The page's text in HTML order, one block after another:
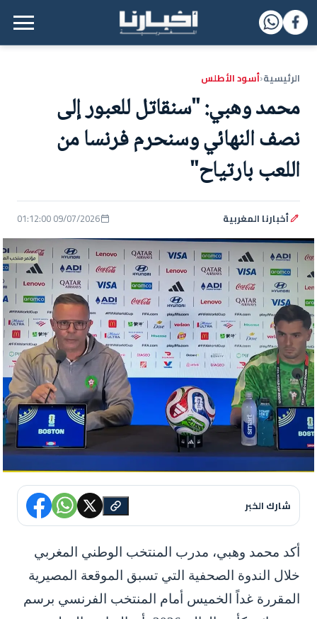
القائمة الرئيسية
الرئيسية‹أسود الأطلس
محمد وهبي: "سنقاتل للعبور إلى
نصف النهائي وسنحرم فرنسا من
اللعب بارتياح"
أخبارنا المغربية 09/07/2026 01:12:00
شارك الخبر
أكد محمد وهبي، مدرب المنتخب الوطني المغربي
خلال الندوة الصحفية التي تسبق الموقعة المصيرية
المقررة غداً الخميس أمام المنتخب الفرنسي برسم